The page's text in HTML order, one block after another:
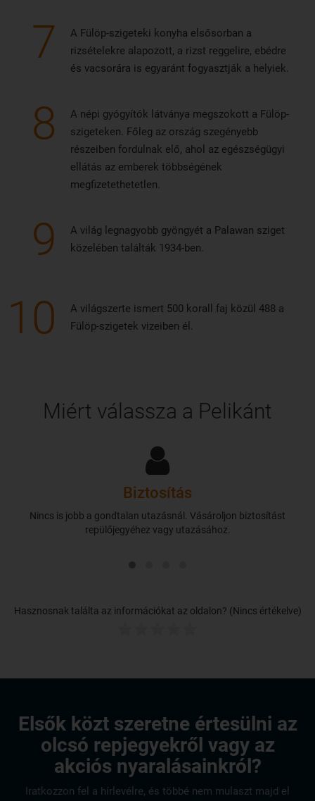
7
A Fülöp-szigeteki konyha elsősorban a
rizsételekre alapozott, a rizst reggelire, ebédre
és vacsorára is egyaránt fogyasztják a helyiek.
8
A népi gyógyítók látványa megszokott a Fülöp-
szigeteken. Főleg az ország szegényebb
részeiben fordulnak elő, ahol az egészségügyi
ellátás az emberek többségének
megfizetethetetlen.
9
A világ legnagyobb gyöngyét a Palawan sziget
közelében találták 1934-ben.
10
A világszerte ismert 500 korall faj közül 488 a
Fülöp-szigetek vizeiben él.
Miért válassza a Pelikánt
Biztosítás
Nincs is jobb a gondtalan utazásnál. Vásároljon biztosítást
repülőjegyéhez vagy utazásához.
Hasznosnak találta az információkat az oldalon? (Nincs értékelve)
Elsők közt szeretne értesülni az
olcsó repjegyekről vagy az
akciós nyaralásainkról?
Iratkozzon fel a hírlevélre, és többé nem mulaszt majd el